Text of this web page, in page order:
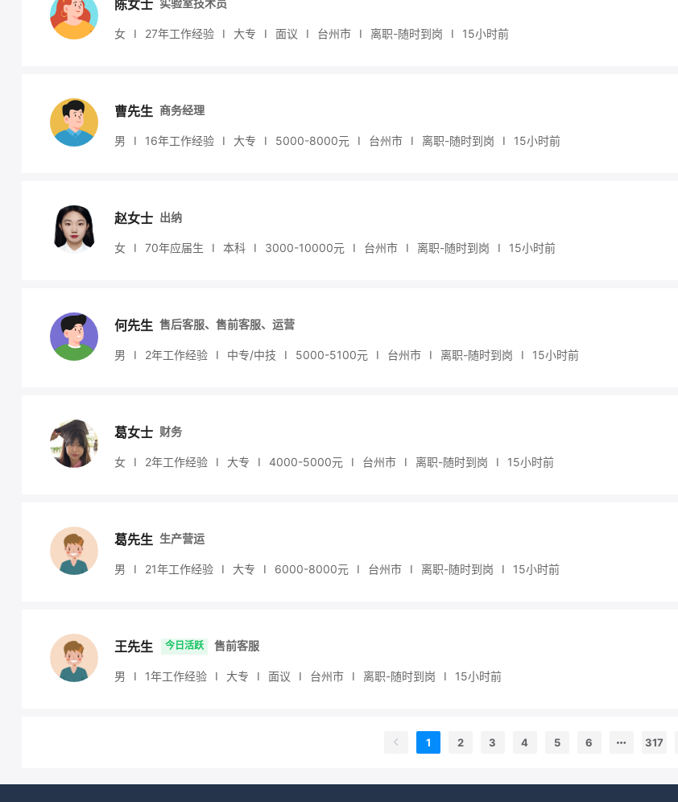
陈女士 实验室技术员
女 I 27年工作经验 I 大专 I 面议 I 台州市 I 离职-随时到岗 I 15小时前
曹先生 商务经理
男 I 16年工作经验 I 大专 I 5000-8000元 I 台州市 I 离职-随时到岗 I 15小时前
赵女士 出纳
女 I 70年应届生 I 本科 I 3000-10000元 I 台州市 I 离职-随时到岗 I 15小时前
何先生 售后客服、售前客服、运营
男 I 2年工作经验 I 中专/中技 I 5000-5100元 I 台州市 I 离职-随时到岗 I 15小时前
葛女士 财务
女 I 2年工作经验 I 大专 I 4000-5000元 I 台州市 I 离职-随时到岗 I 15小时前
葛先生 生产营运
男 I 21年工作经验 I 大专 I 6000-8000元 I 台州市 I 离职-随时到岗 I 15小时前
王先生 今日活跃 售前客服
男 I 1年工作经验 I 大专 I 面议 I 台州市 I 离职-随时到岗 I 15小时前
1 2 3 4 5 6 317